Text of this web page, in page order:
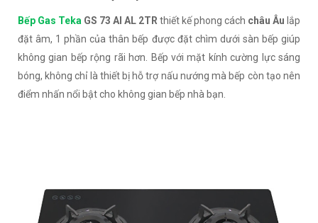
Bếp Gas Teka GS 73 AI AL 2TR thiết kế phong cách châu Âu lắp
đặt âm, 1 phần của thân bếp được đặt chìm dưới sàn bếp giúp
không gian bếp rộng rãi hơn. Bếp với mặt kính cường lực sáng
bóng, không chỉ là thiết bị hỗ trợ nấu nướng mà bếp còn tạo nên
điểm nhấn nổi bật cho không gian bếp nhà bạn.